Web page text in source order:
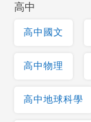
高中
高中國文
高中物理
高中地球科學